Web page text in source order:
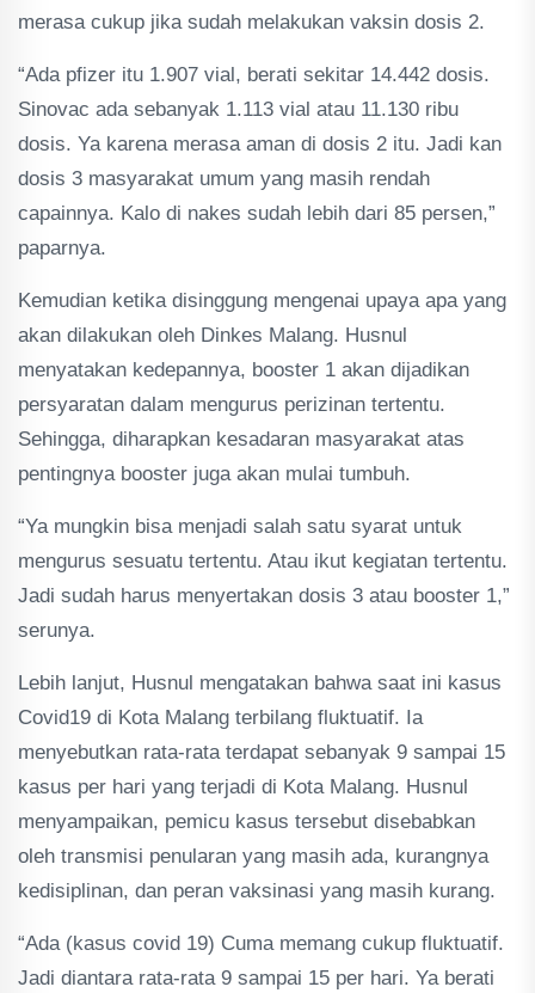
merasa cukup jika sudah melakukan vaksin dosis 2.
“Ada pfizer itu 1.907 vial, berati sekitar 14.442 dosis.
Sinovac ada sebanyak 1.113 vial atau 11.130 ribu
dosis. Ya karena merasa aman di dosis 2 itu. Jadi kan
dosis 3 masyarakat umum yang masih rendah
capainnya. Kalo di nakes sudah lebih dari 85 persen,”
paparnya.
Kemudian ketika disinggung mengenai upaya apa yang
akan dilakukan oleh Dinkes Malang. Husnul
menyatakan kedepannya, booster 1 akan dijadikan
persyaratan dalam mengurus perizinan tertentu.
Sehingga, diharapkan kesadaran masyarakat atas
pentingnya booster juga akan mulai tumbuh.
“Ya mungkin bisa menjadi salah satu syarat untuk
mengurus sesuatu tertentu. Atau ikut kegiatan tertentu.
Jadi sudah harus menyertakan dosis 3 atau booster 1,”
serunya.
Lebih lanjut, Husnul mengatakan bahwa saat ini kasus
Covid19 di Kota Malang terbilang fluktuatif. Ia
menyebutkan rata-rata terdapat sebanyak 9 sampai 15
kasus per hari yang terjadi di Kota Malang. Husnul
menyampaikan, pemicu kasus tersebut disebabkan
oleh transmisi penularan yang masih ada, kurangnya
kedisiplinan, dan peran vaksinasi yang masih kurang.
“Ada (kasus covid 19) Cuma memang cukup fluktuatif.
Jadi diantara rata-rata 9 sampai 15 per hari. Ya berati